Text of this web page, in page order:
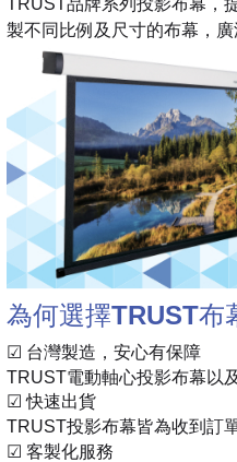
TRUST品牌系列投影布幕，
製不同比例及尺寸的布幕，
為何選擇TRUST布
☑ 台灣製造，安心有保障
TRUST電動軸心投影布幕以
☑ 快速出貨
TRUST投影布幕皆為收到訂
☑ 客製化服務